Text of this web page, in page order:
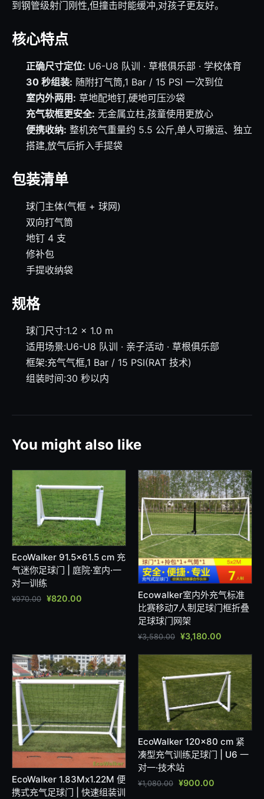
到钢管级射门刚性,但撞击时能缓冲,对孩子更友好。
核心特点
正确尺寸定位: U6-U8 队训 · 草根俱乐部 · 学校体育
30 秒组装: 随附打气筒,1 Bar / 15 PSI 一次到位
室内外两用: 草地配地钉,硬地可压沙袋
充气软框更安全: 无金属立柱,孩童使用更放心
便携收纳: 整机充气重量约 5.5 公斤,单人可搬运、独立
搭建,放气后折入手提袋
包装清单
球门主体(气框 + 球网)
双向打气筒
地钉 4 支
修补包
手提收纳袋
规格
球门尺寸:1.2 × 1.0 m
适用场景:U6-U8 队训 · 亲子活动 · 草根俱乐部
框架:充气气框,1 Bar / 15 PSI(RAT 技术)
组装时间:30 秒以内
You might also like
EcoWalker 91.5×61.5 cm 充
气迷你足球门 | 庭院·室内·一
对一训练
¥970.00 ¥820.00
Ecowalker室内外充气标准
比赛移动7人制足球门框折叠
足球球门网架
¥3,580.00 ¥3,180.00
EcoWalker 1.83Mx1.22M 便
携式充气足球门 | 快速组装训
EcoWalker 120×80 cm 紧
凑型充气训练足球门 | U6 一
对一·技术站
¥1,080.00 ¥900.00